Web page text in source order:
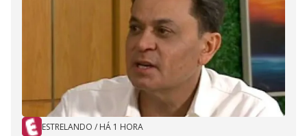
ESTRELANDO / HÁ 1 HORA